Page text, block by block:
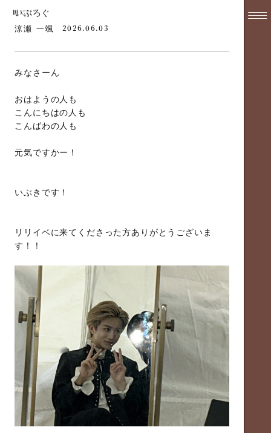
いぶろぐ
涼瀬 一颯 2026.06.03
みなさーん
おはようの人も
こんにちはの人も
こんばわの人も
元気ですかー！
いぶきです！
リリイベに来てくださった方ありがとうございま
す！！